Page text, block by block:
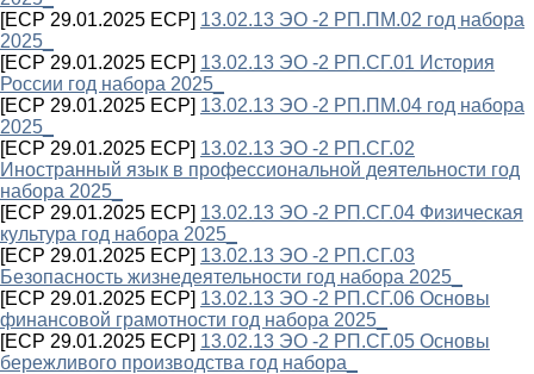
[ECP 29.01.2025 ECP] 13.02.13 ЭО -2 РП.ПМ.02 год набора
2025_
[ECP 29.01.2025 ECP] 13.02.13 ЭО -2 РП.СГ.01 История
России год набора 2025_
[ECP 29.01.2025 ECP] 13.02.13 ЭО -2 РП.ПМ.04 год набора
2025_
[ECP 29.01.2025 ECP] 13.02.13 ЭО -2 РП.СГ.02
Иностранный язык в профессиональной деятельности год
набора 2025_
[ECP 29.01.2025 ECP] 13.02.13 ЭО -2 РП.СГ.04 Физическая
культура год набора 2025_
[ECP 29.01.2025 ECP] 13.02.13 ЭО -2 РП.СГ.03
Безопасность жизнедеятельности год набора 2025_
[ECP 29.01.2025 ECP] 13.02.13 ЭО -2 РП.СГ.06 Основы
финансовой грамотности год набора 2025_
[ECP 29.01.2025 ECP] 13.02.13 ЭО -2 РП.СГ.05 Основы
бережливого производства год набора_